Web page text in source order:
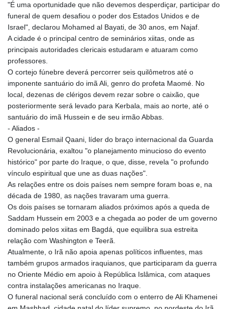
"É uma oportunidade que não devemos desperdiçar, participar do
funeral de quem desafiou o poder dos Estados Unidos e de
Israel", declarou Mohamed al Bayati, de 30 anos, em Najaf.
A cidade é o principal centro de seminários xiitas, onde as
principais autoridades clericais estudaram e atuaram como
professores.
O cortejo fúnebre deverá percorrer seis quilômetros até o
imponente santuário do imã Ali, genro do profeta Maomé. No
local, dezenas de clérigos devem rezar sobre o caixão, que
posteriormente será levado para Kerbala, mais ao norte, até o
santuário do imã Hussein e de seu irmão Abbas.
- Aliados -
O general Esmail Qaani, líder do braço internacional da Guarda
Revolucionária, exaltou "o planejamento minucioso do evento
histórico" por parte do Iraque, o que, disse, revela "o profundo
vínculo espiritual que une as duas nações".
As relações entre os dois países nem sempre foram boas e, na
década de 1980, as nações travaram uma guerra.
Os dois países se tornaram aliados próximos após a queda de
Saddam Hussein em 2003 e a chegada ao poder de um governo
dominado pelos xiitas em Bagdá, que equilibra sua estreita
relação com Washington e Teerã.
Atualmente, o Irã não apoia apenas políticos influentes, mas
também grupos armados iraquianos, que participaram da guerra
no Oriente Médio em apoio à República Islâmica, com ataques
contra instalações americanas no Iraque.
O funeral nacional será concluído com o enterro de Ali Khamenei